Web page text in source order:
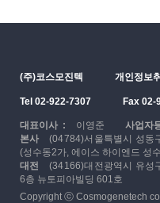
(주)코스모진텍 개인정보
Tel 02-922-7307 Fax 02-
대표이사 : 이영준 사업자
본사
(04784)서울특별시 성동
(성수동2가, 에이스 하이엔드 성
대전
(34166)대전광역시 유성
6층 뉴토피아빌딩 601호
Copyright ⓒ Cosmogenetech